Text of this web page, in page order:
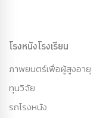
โรงหนังโรงเรียน
ภาพยนตร์เพื่อผู้สูงอายุ
ทุนวิจัย
รถโรงหนัง